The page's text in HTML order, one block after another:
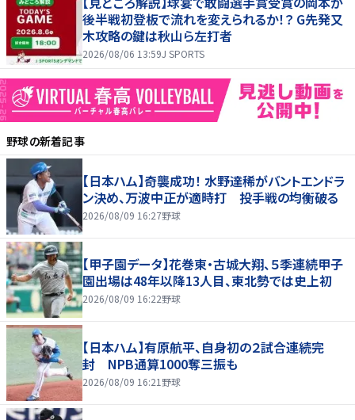
後半戦初登板で流れを変えられるか！？ G先発又
木攻略の鍵は秋山ら左打者
2026/08/06 13:59J SPORTS
野球の新着記事
【日本ハム】奇襲成功！ 水野達稀がバントエンドラ
ン決め、万波中正が適時打 投手戦の均衡破る
2026/08/09 16:27野球
【甲子園データ】花巻東・古城大翔、５季連続甲子
園出場は48年以降13人目、東北勢では史上初
2026/08/09 16:22野球
【日本ハム】有原航平、自身初の２試合連続完
封 NPB通算1000奪三振も
2026/08/09 16:21 野球